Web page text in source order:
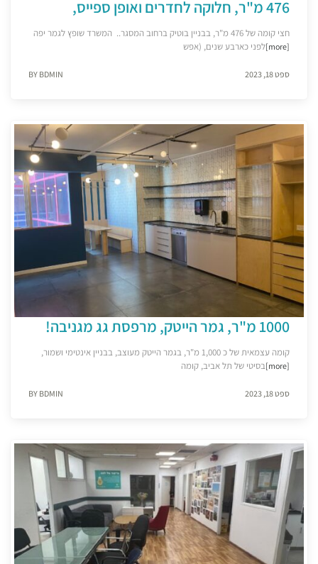
476 מ"ר, חלוקה לחדרים ואופן ספייס,
חצי קומה של 476 מ"ר, בבניין בוטיק ברחוב המסגר.. המשרד שופץ לגמר יפה
לפני כארבע שנים, (אפש
[more]
BY BDMIN ספט 18, 2023
1000 מ"ר, גמר הייטק, מרפסת גג מגניבה!
קומה עצמאית של כ 1,000 מ"ר, בגמר הייטק מעוצב, בבניין אינטימי ושמור,
בסיטי של תל אביב, קומה
[more]
BY BDMIN ספט 18, 2023